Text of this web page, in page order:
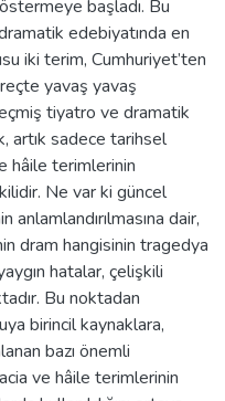
başladı. Bu
edebiyatında en
iki terim, Cumhuriyet’ten
yavaş yavaş
tiyatro ve dramatik
artık sadece tarihsel
hâile terimlerinin
Ne var ki güncel
dair,
dram hangisinin tragedya
hatalar, çelişkili
Bu noktadan
birincil kaynaklara,
bazı önemli
ve hâile terimlerinin